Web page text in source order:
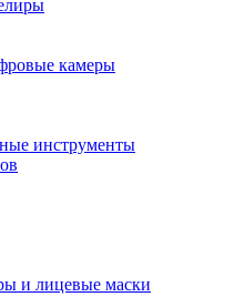
камеры
инструменты
и лицевые маски